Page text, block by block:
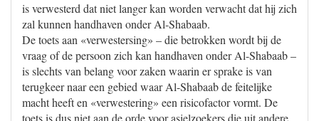
is verwesterd dat niet langer kan worden verwacht dat hij zich
zal kunnen handhaven onder Al-Shabaab.
De toets aan «verwestersing» – die betrokken wordt bij de
vraag of de persoon zich kan handhaven onder Al-Shabaab –
is slechts van belang voor zaken waarin er sprake is van
terugkeer naar een gebied waar Al-Shabaab de feitelijke
macht heeft en «verwestering» een risicofactor vormt. De
toets is dus niet aan de orde voor asielzoekers die uit andere